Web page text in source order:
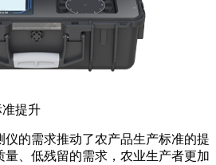
提升
的需求推动了农产品生产标准的提
量、低残留的需求，农业生产者更加